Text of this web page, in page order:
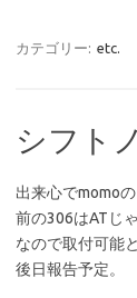
カテゴリー: etc.
シフト
出来心でmomo
前の306はATじ
なので取付可能
後日報告予定。